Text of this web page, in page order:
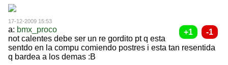
17-12-2009 15:53
a: bmx_proco
not calentes debe ser un re gordito pt q esta
sentdo en la compu comiendo postres i esta tan resentida
q bardea a los demas :B